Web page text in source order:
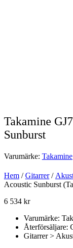
Takamine
Sunburst
Varumärke: Takamine
Hem /Gitarrer/
Acoustic Sunburst
6 534 kr
Varumärke:
Återförsäljare:
Gitarrer >